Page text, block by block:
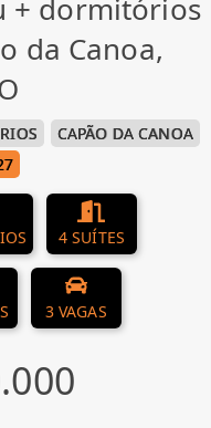
+ dormitórios
da Canoa,
CAPÃO DA CANOA
4 SUÍTES
3 VAGAS